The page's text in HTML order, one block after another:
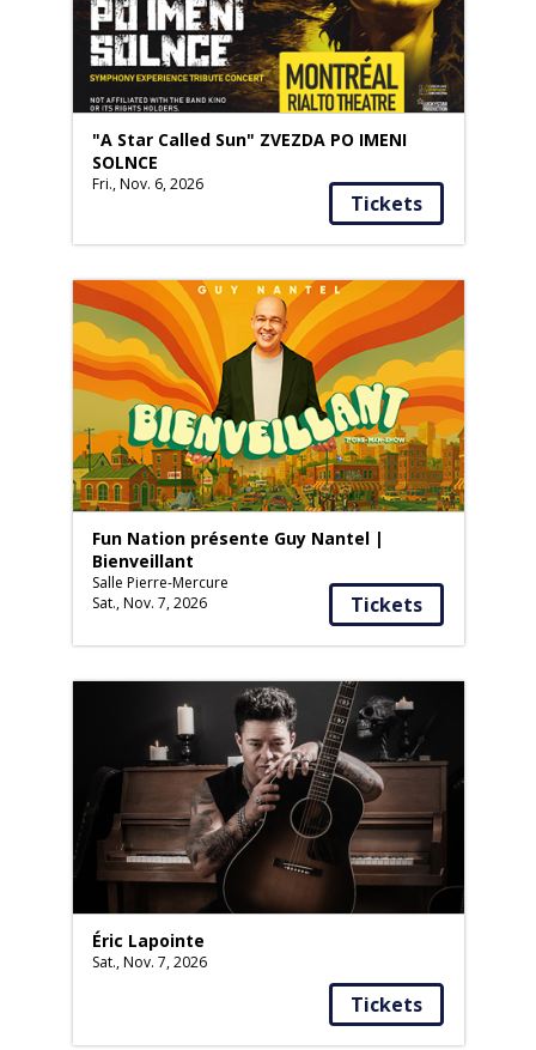
"A Star Called Sun" ZVEZDA PO IMENI
SOLNCE
Fri., Nov. 6, 2026
Tickets
Fun Nation présente Guy Nantel |
Bienveillant
Salle Pierre-Mercure
Sat., Nov. 7, 2026
Tickets
Éric Lapointe
Sat., Nov. 7, 2026
Tickets